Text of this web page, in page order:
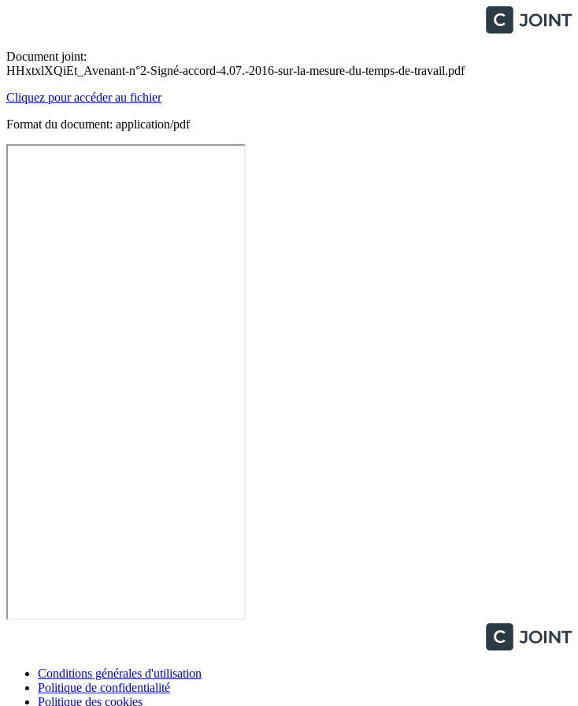
Document joint:
HHxtxlXQiEt_Avenant-n°2-Signé-accord-4.07.-2016-sur-la-mesure-du-temps-de-travail.pdf
Cliquez pour accéder au fichier
Format du document: application/pdf
Conditions générales d'utilisation
Politique de confidentialité
Politique des cookies